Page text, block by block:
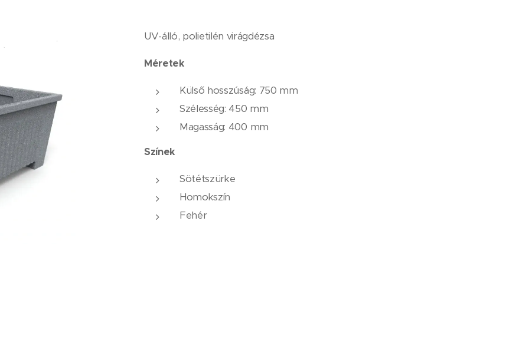
UV-álló, polietilén virágdézsa
Méretek
Külső hosszúság: 750 mm
Szélesség: 450 mm
Magasság: 400 mm
Színek
Sötétszürke
Homokszín
Fehér